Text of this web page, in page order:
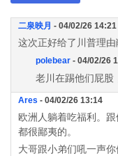
二泉映月 - 04/02/26 14:21
这次正好给了川普理由
polebear - 04/02/26
老川在踢他们屁股
Ares - 04/02/26 13:14
欧洲人躺着吃福利。
都很鄙夷的。
大哥跟小弟们吼一声